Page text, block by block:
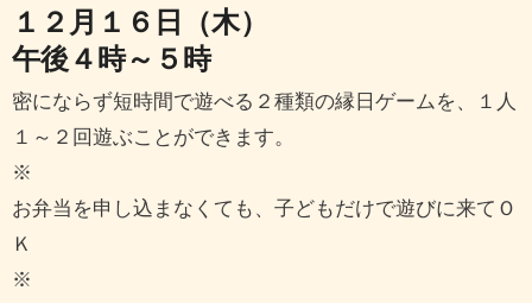
１２月１６日（木）
午後４時～５時
密にならず短時間で遊べる２種類の縁日ゲームを、１人
１～２回遊ぶことができます。
※
お弁当を申し込まなくても、子どもだけで遊びに来てＯ
Ｋ
※